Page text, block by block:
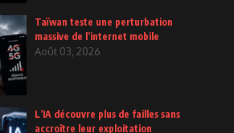
Taïwan teste une perturbation
massive de l’internet mobile
Août 03, 2026
L’IA découvre plus de failles sans
accroître leur exploitation